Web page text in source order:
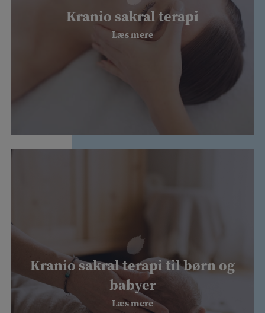
Kranio sakral terapi
Læs mere
Kranio sakral terapi til børn og
babyer
Læs mere